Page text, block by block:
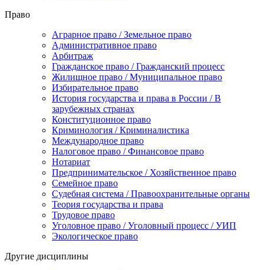
Право
Аграрное право / Земельное право
Административное право
Арбитраж
Гражданское право / Гражданский процесс
Жилищное право / Муниципальное право
Избирательное право
История государства и права в России / В
зарубежных странах
Конституционное право
Криминология / Криминалистика
Международное право
Налоговое право / Финансовое право
Нотариат
Предпринимательское / Хозяйственное право
Семейное право
Судебная система / Правоохранительные органы
Теория государства и права
Трудовое право
Уголовное право / Уголовный процесс / УИП
Экологическое право
Другие дисциплины